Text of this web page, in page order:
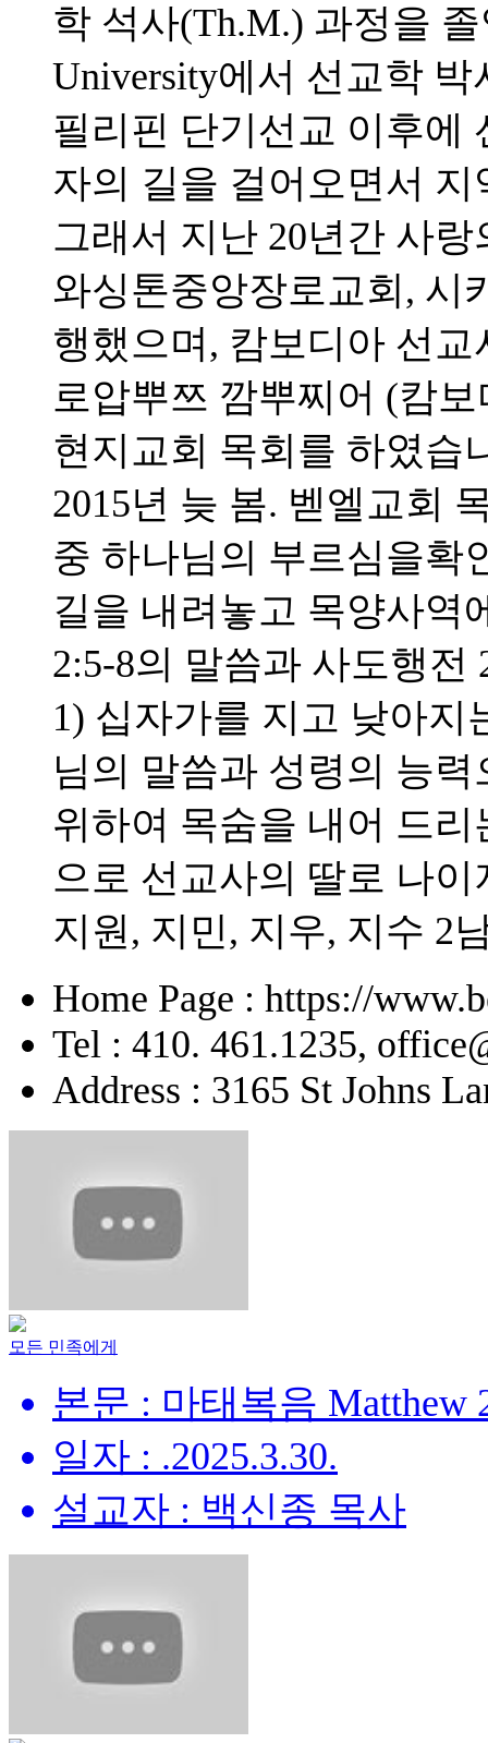
학 석사(Th.M.) 과정을
University에서 선교학
필리핀 단기선교 이후에
자의 길을 걸어오면서
그래서 지난 20년간 사
와싱톤중앙장로교회, 시
행했으며, 캄보디아 선
로압뿌쯔 깜뿌찌어 (캄
현지교회 목회를 하였습
2015년 늦 봄. 벧엘교회
중 하나님의 부르심을확
길을 내려놓고 목양사역
2:5-8의 말씀과 사도행전
1) 십자가를 지고 낮아지
님의 말씀과 성령의 능
위하여 목숨을 내어 드
으로 선교사의 딸로 나
지원, 지민, 지우, 지수 2
Home Page : https://
Tel : 410. 461.1235,
Address : 3165 St Johns
모든 민족에게
본문 : 마태복음 Matthew
일자 : .2025.3.30.
설교자 : 백신종 목사